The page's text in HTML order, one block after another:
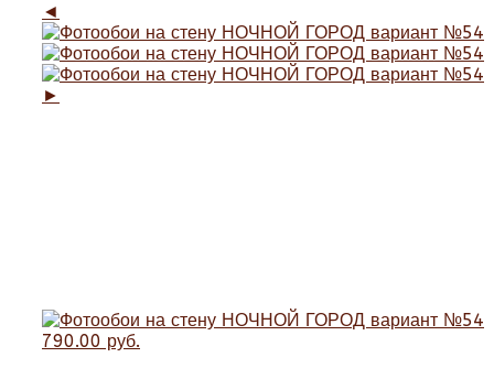
◄
►
790.00 руб.